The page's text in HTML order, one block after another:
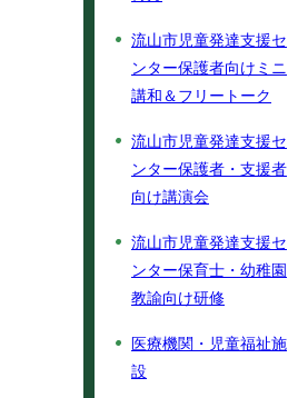
流山市児童発達支援セ
ンター保護者向けミニ
講和＆フリートーク
流山市児童発達支援セ
ンター保護者・支援者
向け講演会
流山市児童発達支援セ
ンター保育士・幼稚園
教諭向け研修
医療機関・児童福祉施
設